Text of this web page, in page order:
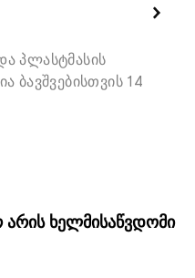
პლასტმასის
ბავშვებისთვის 14
არის ხელმისაწვდომი